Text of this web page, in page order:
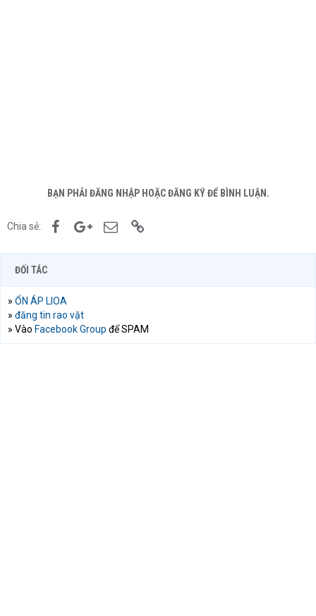
BẠN PHẢI ĐĂNG NHẬP HOẶC ĐĂNG KÝ ĐỂ BÌNH LUẬN.
Chia sẻ: FacebookGoogle+Email
ĐỐI TÁC
» ỔN ÁP LIOA
» đăng tin rao vặt
» Vào Facebook Group để SPAM